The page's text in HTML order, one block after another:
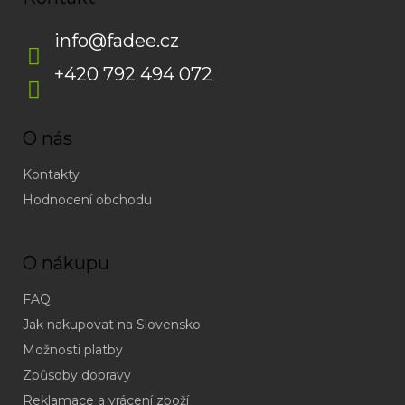
info@fadee.cz
+420 792 494 072
O nás
Kontakty
Hodnocení obchodu
O nákupu
FAQ
Jak nakupovat na Slovensko
Možnosti platby
Způsoby dopravy
Reklamace a vrácení zboží